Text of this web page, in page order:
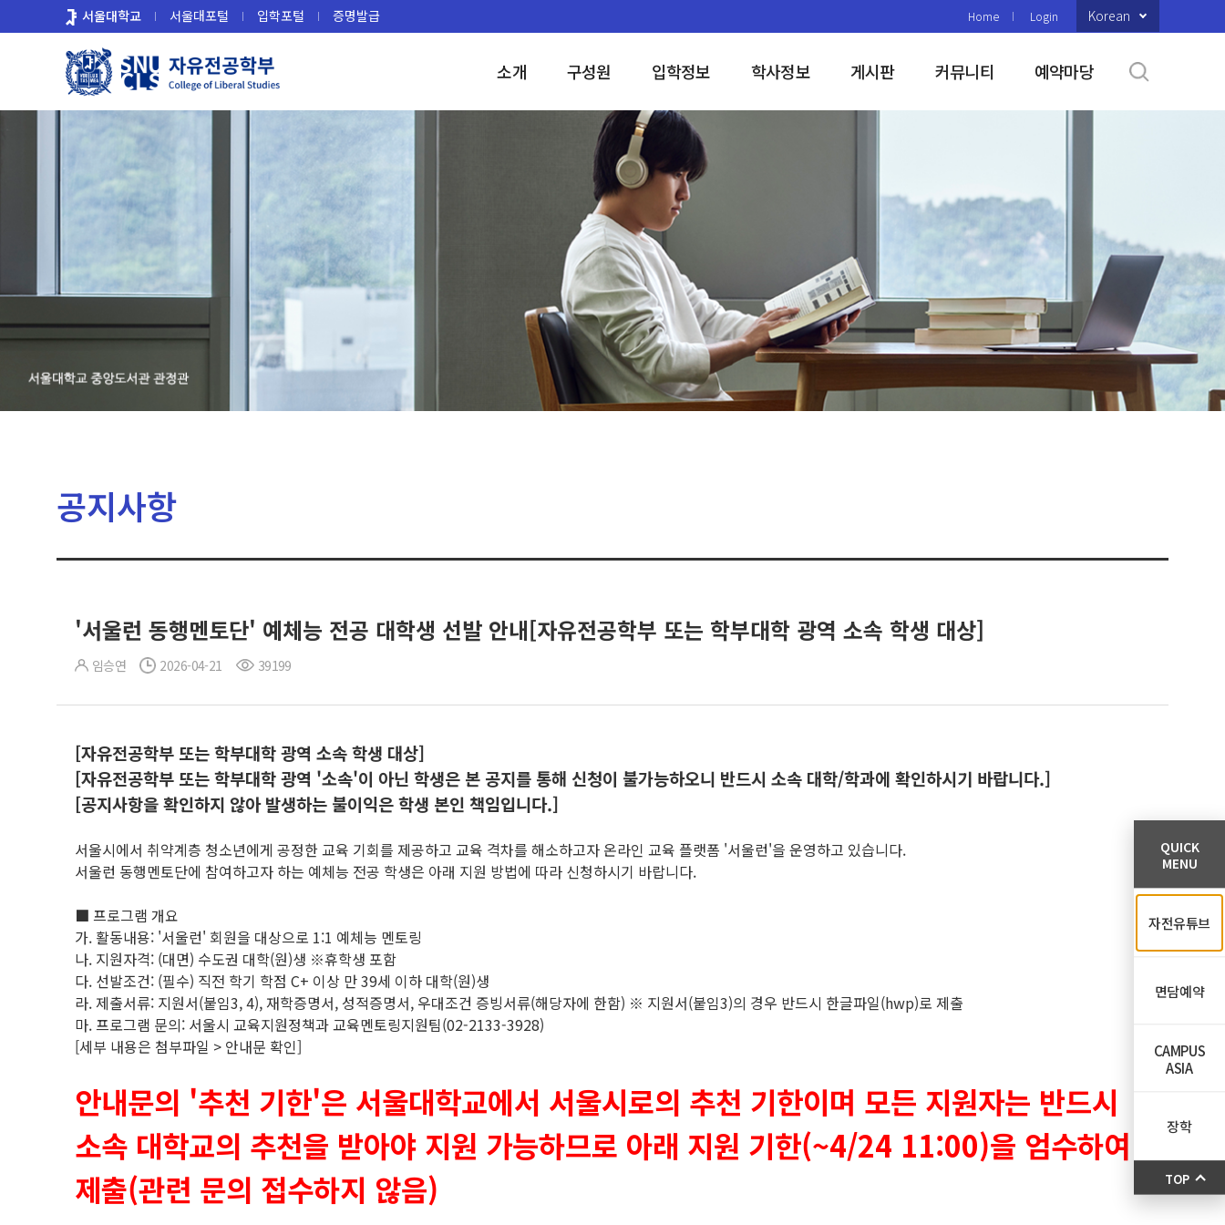
로
서울대학교 서울대포털 입학포털 증명발급 Home Login Korean
소개 구성원 입학정보 학사정보 게시판 커뮤니티 예약마당
공지사항
'서울런 동행멘토단' 예체능 전공 대학생 선발 안내[자유전공학부 또는 학부대학 광역 소속 학생 대상]
임승연 2026-04-21 39199
[자유전공학부 또는 학부대학 광역 소속 학생 대상]
[자유전공학부 또는 학부대학 광역 '소속'이 아닌 학생은 본 공지를 통해 신청이 불가능하오니 반드시 소속 대학/학과에 확인하시기 바랍니다.]
[공지사항을 확인하지 않아 발생하는 불이익은 학생 본인 책임입니다.]
서울시에서 취약계층 청소년에게 공정한 교육 기회를 제공하고 교육 격차를 해소하고자 온라인 교육 플랫폼 '서울런'을 운영하고 있습니다.
서울런 동행멘토단에 참여하고자 하는 예체능 전공 학생은 아래 지원 방법에 따라 신청하시기 바랍니다.
■ 프로그램 개요
가. 활동내용: '서울런' 회원을 대상으로 1:1 예체능 멘토링
나. 지원자격: (대면) 수도권 대학(원)생 ※휴학생 포함
다. 선발조건: (필수) 직전 학기 학점 C+ 이상 만 39세 이하 대학(원)생
라. 제출서류: 지원서(붙임3, 4), 재학증명서, 성적증명서, 우대조건 증빙서류(해당자에 한함) ※ 지원서(붙임3)의 경우 반드시 한글파일(hwp)로 제출
마. 프로그램 문의: 서울시 교육지원정책과 교육멘토링지원팀(02-2133-3928)
[세부 내용은 첨부파일 > 안내문 확인]
안내문의 '추천 기한'은 서울대학교에서 서울시로의 추천 기한이며 모든 지원자는 반드시
소속 대학교의 추천을 받아야 지원 가능하므로 아래 지원 기한(~4/24 11:00)을 엄수하여
제출(관련 문의 접수하지 않음)
QUICK
MENU
자전유튜브
면담예약
CAMPUS
ASIA
장학
TOP